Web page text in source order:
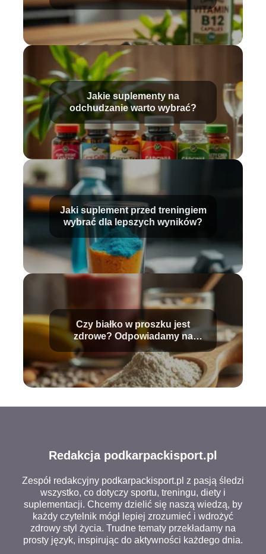
najważniejsze pytania
Jakie suplementy na
odchudzanie warto wybrać?
Jaki suplement przed treningiem
wybrać dla lepszych wyników?
Czy białko w proszku jest
zdrowe? Odpowiadamy na
najważniejsze pytania
Redakcja podkarpackisport.pl
Zespół redakcyjny podkarpackisport.pl z pasją śledzi
wszystko, co dotyczy sportu, treningu, diety i
suplementacji. Chcemy dzielić się naszą wiedzą, by
każdy czytelnik mógł lepiej zrozumieć i wdrożyć
zdrowy styl życia. Trudne tematy przekładamy na
prosty język, inspirując do aktywności każdego dnia.